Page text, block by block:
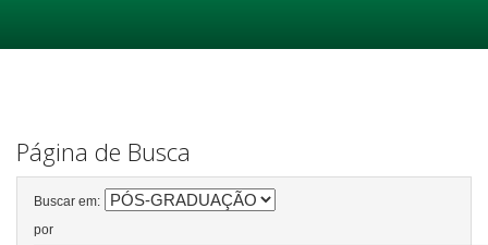
Página de Busca
Buscar em:
por